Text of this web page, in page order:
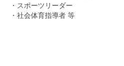
・スポーツリーダー
・社会体育指導者 等